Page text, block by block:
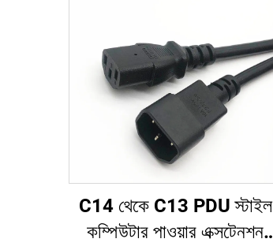
C14 থেকে C13 PDU স্টাইল
কম্পিউটার পাওয়ার এক্সটেনশন